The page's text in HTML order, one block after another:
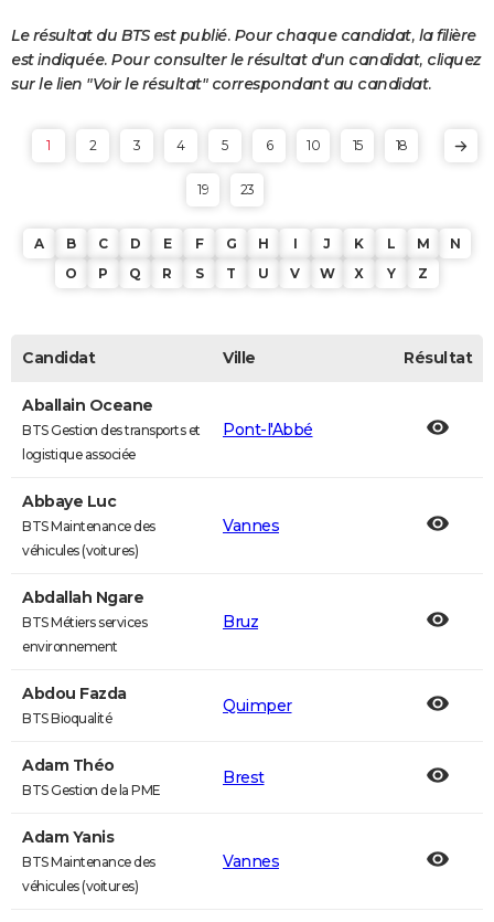
Le résultat du BTS est publié. Pour chaque candidat, la filière
est indiquée. Pour consulter le résultat d'un candidat, cliquez
sur le lien "Voir le résultat" correspondant au candidat.
1 2 3 4 5 6 10 15 18
19 23
A B C D E F G H I J K L M
N
O
P Q R S T U V W X Y Z
Candidat Ville Résultat
Aballain Oceane
BTS Gestion des transports et
logistique associée
Pont-l'Abbé
Abbaye Luc
BTS Maintenance des
véhicules (voitures)
Vannes
Abdallah Ngare
BTS Métiers services
environnement
Bruz
Abdou Fazda
BTS Bioqualité
Quimper
Adam Théo
BTS Gestion de la PME
Brest
Adam Yanis
BTS Maintenance des
véhicules (voitures)
Vannes